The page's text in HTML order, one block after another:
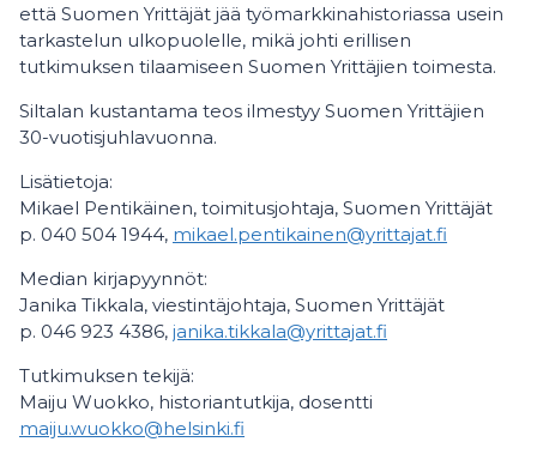
että Suomen Yrittäjät jää työmarkkinahistoriassa usein
tarkastelun ulkopuolelle, mikä johti erillisen
tutkimuksen tilaamiseen Suomen Yrittäjien toimesta.
Siltalan kustantama teos ilmestyy Suomen Yrittäjien
30-vuotisjuhlavuonna.
Lisätietoja:
Mikael Pentikäinen, toimitusjohtaja, Suomen Yrittäjät
p. 040 504 1944, mikael.pentikainen@yrittajat.fi
Median kirjapyynnöt:
Janika Tikkala, viestintäjohtaja, Suomen Yrittäjät
p. 046 923 4386, janika.tikkala@yrittajat.fi
Tutkimuksen tekijä:
Maiju Wuokko, historiantutkija, dosentti
maiju.wuokko@helsinki.fi